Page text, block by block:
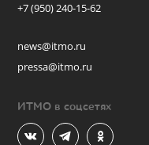
+7 (950) 240-15-62
news@itmo.ru
pressa@itmo.ru
ИТМО в соцсетях